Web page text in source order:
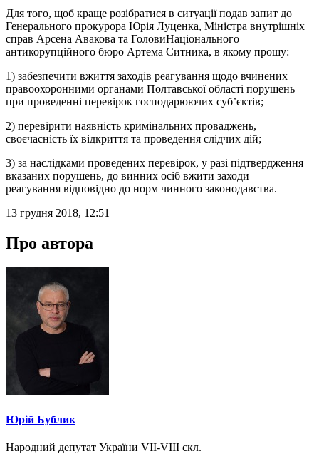
Для того, щоб краще розібратися в ситуації подав запит до
Генерального прокурора Юрія Луценка, Міністра внутрішніх
справ Арсена Авакова та ГоловиНаціонального
антикорупційного бюро Артема Ситника, в якому прошу:
1) забезпечити вжиття заходів реагування щодо вчинених
правоохоронними органами Полтавської області порушень
при проведенні перевірок господарюючих суб’єктів;
2) перевірити наявність кримінальних проваджень,
своєчасність їх відкриття та проведення слідчих дій;
3) за наслідками проведених перевірок, у разі підтвердження
вказаних порушень, до винних осіб вжити заходи
реагування відповідно до норм чинного законодавства.
13 грудня 2018, 12:51
Про автора
Юрій Бублик
Народний депутат України VII-VIII скл.